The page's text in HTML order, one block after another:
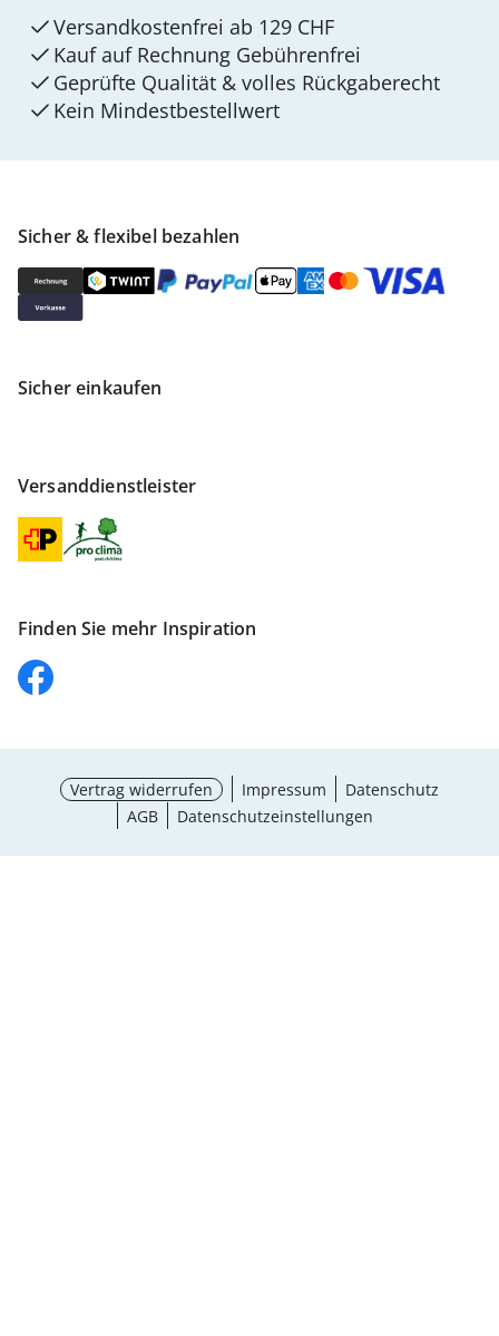
Sicher & flexibel bezahlen
Sicher einkaufen
Versanddienstleister
Finden Sie mehr Inspiration
Versandkostenfrei ab 129 CHF
Kauf auf Rechnung Gebührenfrei
Geprüfte Qualität & volles Rückgaberecht
Kein Mindest­bestellwert
Vertrag widerrufen Impressum
Datenschutz
AGB
Datenschutzeinstellungen